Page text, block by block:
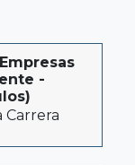
-
Carrera